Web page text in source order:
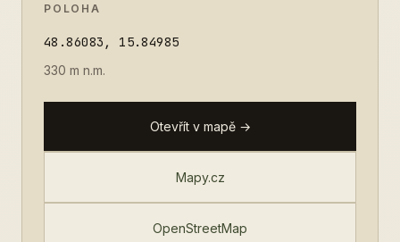
POLOHA
48.86083, 15.84985
330 m n.m.
Otevřít v mapě →
Mapy.cz
OpenStreetMap